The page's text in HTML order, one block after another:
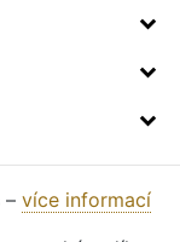
– více informací